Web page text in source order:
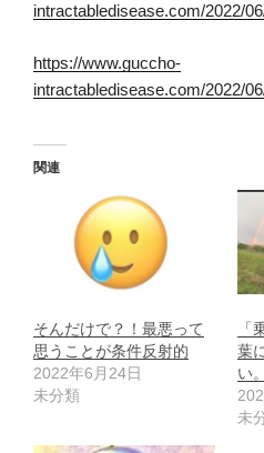
intractabledisease.com/2022/
https://www.guccho-
intractabledisease.com/2022/
関連
そんだけで？！最悪って
思うことが条件反射的
2022年6月24日
未分類
「
葉
い。
未